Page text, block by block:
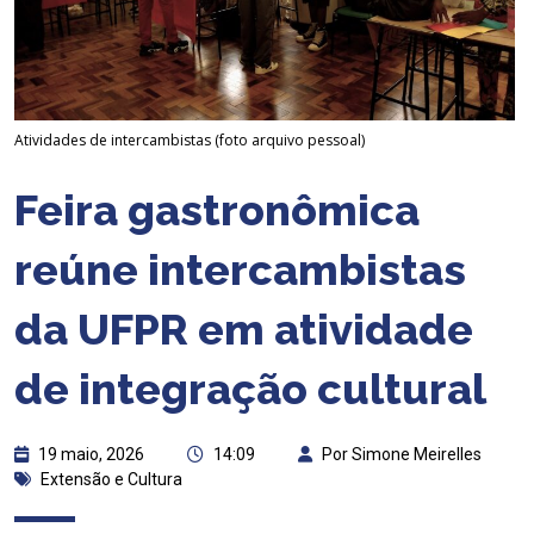
Atividades de intercambistas (foto arquivo pessoal)
Feira gastronômica
reúne intercambistas
da UFPR em atividade
de integração cultural
19 maio, 2026 14:09
Por Simone Meirelles
Extensão e Cultura